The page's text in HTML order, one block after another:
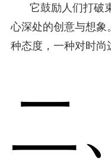
它鼓励人们打破
心深处的创意与想象
种态度，一种对时尚
二